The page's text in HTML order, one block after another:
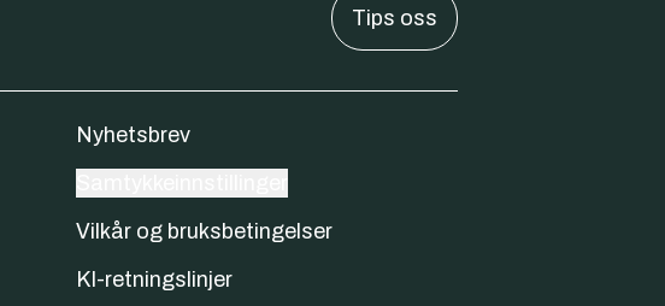
Tips oss
Nyhetsbrev
Vilkår og bruksbetingelser
KI-retningslinjer